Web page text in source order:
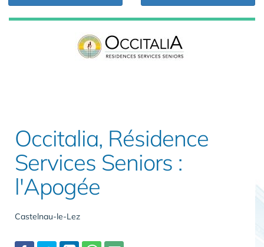
Occitalia, Résidence
Services Seniors :
l'Apogée
Castelnau-le-Lez